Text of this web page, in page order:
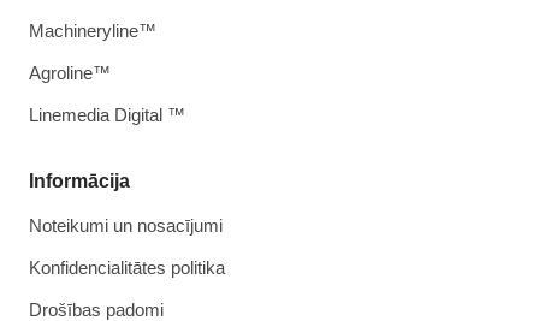
Informācija
Noteikumi un nosacījumi
Konfidencialitātes politika
Drošības padomi
Machineryline™
Agroline™
Linemedia Digital ™